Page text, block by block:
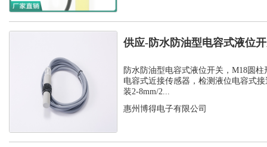
供应-防水防油型电容式液位
C1PF- M...
防水防油型电容式液位开关，M18圆柱
电容式近接传感器，检测液位电容式
装2-8mm/2...
惠州博得电子有限公司